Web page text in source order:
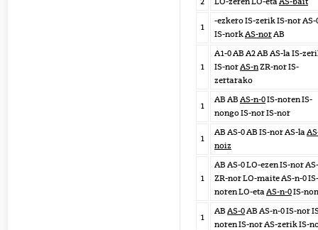
1
-ezkero IS-zerik IS-nor AS-
IS-norkAS-norAB
1
A1-0 AB A2 AB AS-la IS-
IS-norAS-nZR-nor IS-
zertarako
1
AB AB AS-n-0IS-noren IS-
nongo IS-nor IS-nor
1
AB AS-0 AB IS-nor AS-la
noiz
1
AB AS-0 LO-ezen IS-nor
ZR-nor LO-maite AS-n-0 IS-
noren LO-etaAS-n-0IS-non
1
AB AS-0AB AS-n-0 IS-nor
noren IS-nor AS-zerik IS-